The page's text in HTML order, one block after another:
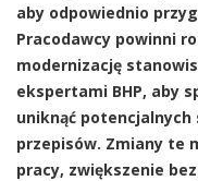
aby odpowiednio
Pracodawcy powinni
modernizację
ekspertami BHP, aby
uniknąć
przepisów. Zmiany te
pracy, zwiększenie